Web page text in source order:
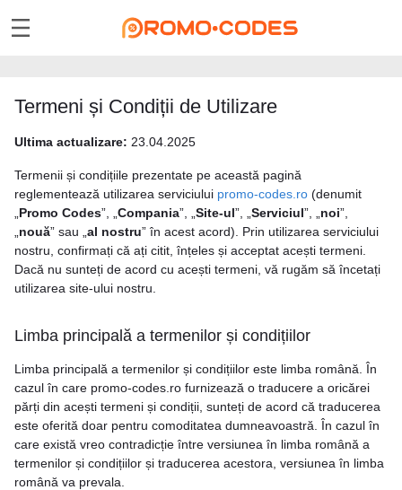
Termeni și Condiții de Utilizare
Ultima actualizare: 23.04.2025
Termenii și condițiile prezentate pe această pagină
reglementează utilizarea serviciului promo-codes.ro (denumit
Promo Codes”, „ Compania”, „ Site-ul”, „ Serviciul”, „ noi”,
nouă” sau „ al nostru” în acest acord). Prin utilizarea serviciului
nostru, confirmați că ați citit, înțeles și acceptat acești termeni.
Dacă nu sunteți de acord cu acești termeni, vă rugăm să încetați
utilizarea site-ului nostru.
Limba principală a termenilor și condițiilor
Limba principală a termenilor și condițiilor este limba română. În
cazul în care promo-codes.ro furnizează o traducere a oricărei
părți din acești termeni și condiții, sunteți de acord că traducerea
este oferită doar pentru comoditatea dumneavoastră. În cazul în
care există vreo contradicție între versiunea în limba română a
termenilor și condițiilor și traducerea acestora, versiunea în limba
română va prevala.